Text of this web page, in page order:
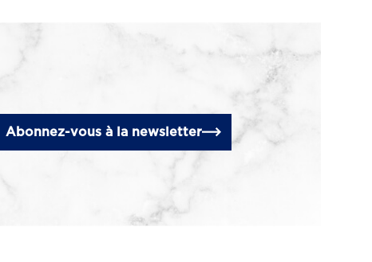
Abonnez-vous à la newsletter